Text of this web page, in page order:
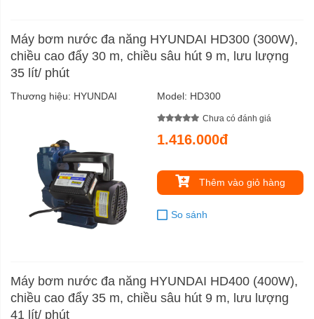
Máy bơm nước đa năng HYUNDAI HD300 (300W),
chiều cao đẩy 30 m, chiều sâu hút 9 m, lưu lượng
35 lít/ phút
Thương hiệu: HYUNDAI Model: HD300
Chưa có đánh giá
1.416.000đ
Thêm vào giỏ hàng
So sánh
Máy bơm nước đa năng HYUNDAI HD400 (400W),
chiều cao đẩy 35 m, chiều sâu hút 9 m, lưu lượng
41 lít/ phút